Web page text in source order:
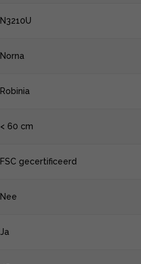
N3210U
Norna
Robinia
< 60 cm
FSC gecertificeerd
Nee
Ja